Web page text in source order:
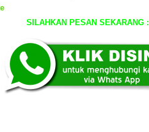
SILAHKAN PESAN SEKARANG :